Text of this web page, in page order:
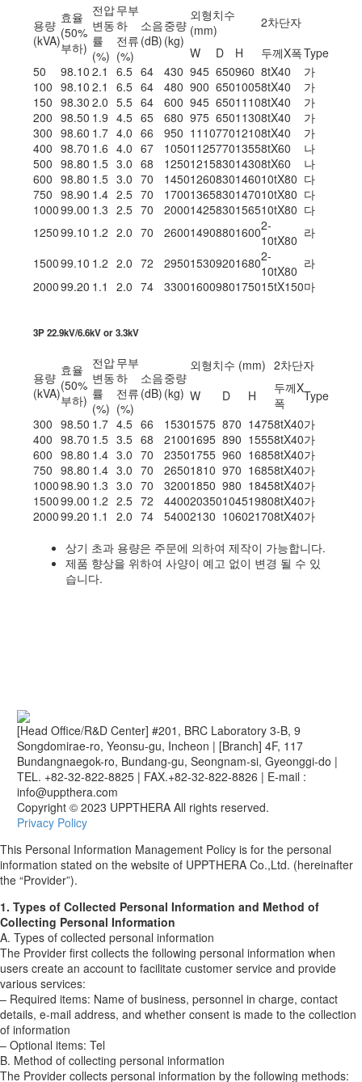
용량
(kVA)
효율
(50%
부하)
전압
변동
률
(%)
무부
하
전류
(%)
소음
(dB)
중량
(kg)
외형치수
(mm)
2차단자
W
D H 두께X폭Type
50
98.10 2.1 6.5 64 430 945 650960 8tX40
가
100 98.10 2.1 6.5 64 480 900 65010058tX40
가
150 98.30 2.0 5.5 64 600 945 65011108tX40
가
200 98.50 1.9 4.5 65 680 975 65011308tX40
가
300 98.60 1.7 4.0 66 950 111077012108tX40
가
400 98.70 1.6 4.0 67 1050112577013558tX60
나
500 98.80 1.5 3.0 68 1250121583014308tX60
나
600 98.80 1.5 3.0 70 14501260830146010tX80 다
750 98.90 1.4 2.5 70 17001365830147010tX80 다
100099.00 1.3 2.5 70 20001425830156510tX80 다
125099.10 1.2 2.0 70 2600149088016002-
10tX80 라
150099.10 1.2 2.0 72 2950153092016802-
10tX80 라
200099.20 1.1 2.0 74 33001600980175015tX150마
3P 22.9kV/6.6kV or 3.3kV
용량
(kVA)
효율
(50%
부하)
전압
변동
률
(%)
무부
하
전류
(%)
소음
(dB)
중량
(kg)
외형치수 (mm) 2차단자
W
D H
두께X
폭
Type
300 98.50 1.7 4.5 66 15301575 870 14758tX40가
400 98.70 1.5 3.5 68 21001695 890 15558tX40가
600 98.80 1.4 3.0 70 23501755 960 16858tX40가
750 98.80 1.4 3.0 70 26501810 970 16858tX40가
100098.90 1.3 3.0 70 32001850 980 18458tX40가
150099.00 1.2 2.5 72 440020350104519808tX40가
200099.20 1.1 2.0 74 54002130 106021708tX40가
상기 초과 용량은 주문에 의하여 제작이 가능합니다.
제품 향상을 위하여 사양이 예고 없이 변경 될 수 있
습니다.
[Head Office/R&D Center] #201, BRC Laboratory 3-B, 9
Songdomirae-ro, Yeonsu-gu, Incheon | [Branch] 4F, 117
Bundangnaegok-ro, Bundang-gu, Seongnam-si, Gyeonggi-do |
TEL. +82-32-822-8825 | FAX.+82-32-822-8826 | E-mail :
info@uppthera.com
Copyright © 2023 UPPTHERA All rights reserved.
Privacy Policy
This Personal Information Management Policy is for the personal
information stated on the website of UPPTHERA Co.,Ltd. (hereinafter
the “Provider”).
1. Types of Collected Personal Information and Method of
Collecting Personal Information
A. Types of collected personal information
The Provider first collects the following personal information when
users create an account to facilitate customer service and provide
various services:
– Required items: Name of business, personnel in charge, contact
details, e-mail address, and whether consent is made to the collection
of information
– Optional items: Tel
B. Method of collecting personal information
The Provider collects personal information by the following methods: